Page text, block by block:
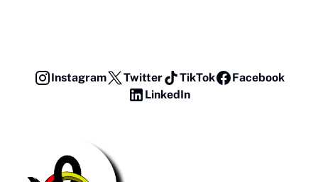
Instagram Twitter TikTok
Facebook
LinkedIn